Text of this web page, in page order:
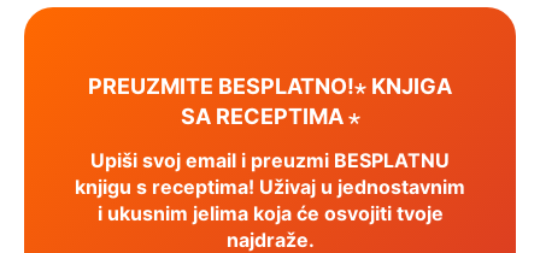
PREUZMITE BESPLATNO!⋆ KNJIGA
SA RECEPTIMA ⋆
Upiši svoj email i preuzmi BESPLATNU
knjigu s receptima! Uživaj u jednostavnim
i ukusnim jelima koja će osvojiti tvoje
najdraže.